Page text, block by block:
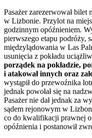
Pasażer zarezerwował
w Lizbonie. Przylot na
godzinnym opóźnieniem.
pierwszego etapu podróży,
międzylądowania w Las
usunięcia z pokładu
porządek na pokładzie,
i atakował innych oraz
wystąpił do przewoźnika
jednak powołał się na
Pasażer nie dał jednak za
sądem rejonowym w
co do kwalifikacji prawnej
opóźnienia i postanowił